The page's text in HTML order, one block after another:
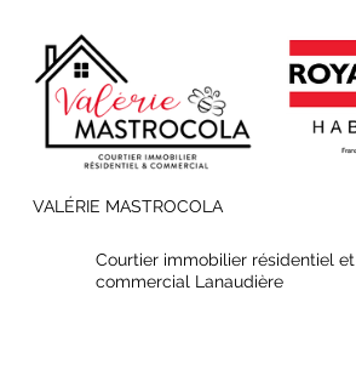
VALÉRIE MASTROCOLA
Courtier immobilier résidentiel et
commercial Lanaudière